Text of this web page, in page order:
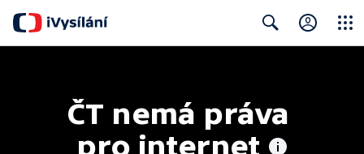
ČT nemá práva
pro internet